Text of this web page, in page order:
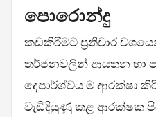
පොරොන්දු
කඩකිරීමට ප්‍රතිචාර
තර්ජනවලින් ආයතන හා
දෙපාර්ශ්වය ම ආරක්ෂා
වැඩිදියුණු කළ ආරක්ෂක